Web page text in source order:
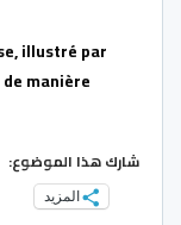
illustré par
manière
شارك هذا الموضوع:
المزيد